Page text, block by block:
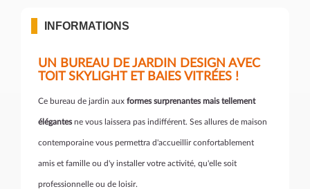
INFORMATIONS
UN BUREAU DE JARDIN DESIGN AVEC
TOIT SKYLIGHT ET BAIES VITRÉES !
Ce bureau de jardin aux formes surprenantes mais tellement
élégantesne vous laissera pas indifférent. Ses allures de maison
contemporaine vous permettra d'accueillir confortablement
amis et famille ou d'y installer votre activité, qu'elle soit
professionnelle ou de loisir.